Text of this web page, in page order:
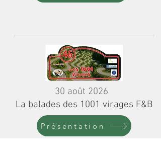
30 août 2026
La balades des 1001 virages F&B
Présentation